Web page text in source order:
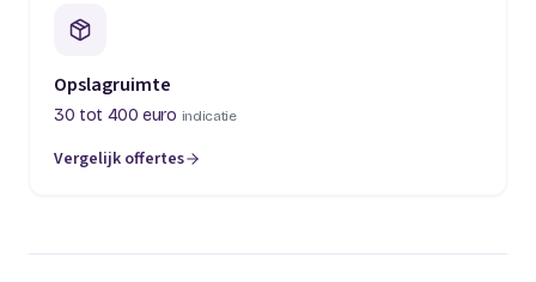
Opslagruimte
30 tot 400 euro indicatie
Vergelijk offertes
(opent in een nieuw tabblad)